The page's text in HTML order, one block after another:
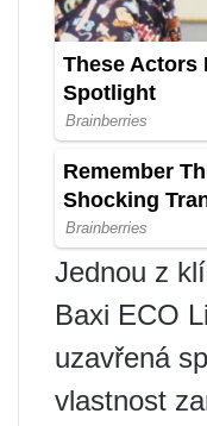
Jednou z
Baxi ECO
uzavřená
vlastnost